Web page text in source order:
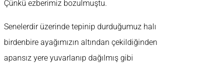
Çünkü ezberimiz bozulmuştu.
Senelerdir üzerinde tepinip durduğumuz halı
birdenbire ayağımızın altından çekildiğinden
apansız yere yuvarlanıp dağılmış gibi